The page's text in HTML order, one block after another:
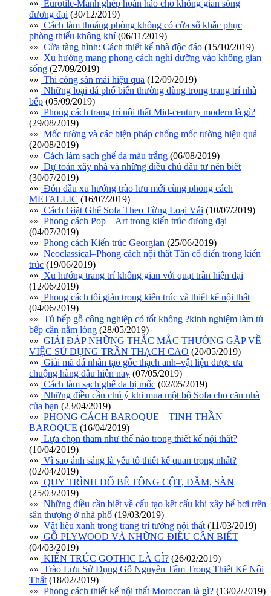
»» Eurotile-Mảnh ghép hoàn hảo cho không gian sống
đương đại (30/12/2019)
»» Cách làm thoáng phòng không có cửa sổ khắc phục
phòng thiếu không khí(06/11/2019)
»» Cửa tàng hình: Cách thiết kế nhà độc đáo (15/10/2019)
»» Xu hướng mang phong cách nghỉ dưỡng vào không gian
sống (27/09/2019)
»» Thi công sàn mái hiệu quả (12/09/2019)
»» Những loại đá phổ biến thường dùng trong trang trí nhà
bếp (05/09/2019)
»» Phong cách trang trí nội thất Mid-century modern là gì?
(29/08/2019)
»» Mốc tường và các biện pháp chống mốc tường hiệu quả
(20/08/2019)
»» Cách làm sạch ghế da màu trắng (06/08/2019)
»» Dự toán xây nhà và những điều chủ đầu tư nên biết
(30/07/2019)
»» Đón đầu xu hướng trào lưu mới cùng phong cách
METALLIC (16/07/2019)
»» Cách Giặt Ghế Sofa Theo Từng Loại Vải (10/07/2019)
»» Phong cách Pop – Art trong kiến trúc đương đại
(04/07/2019)
»» Phong cách Kiến trúc Georgian (25/06/2019)
»» Neoclassical–Phong cách nội thất Tân cổ điển trong kiến
trúc (19/06/2019)
»» Xu hướng trang trí không gian với quạt trần hiện đại
(12/06/2019)
»» Phong cách tối giản trong kiến trúc và thiết kế nội thất
(04/06/2019)
»» Tủ bếp gỗ công nghiệp có tốt không ?kinh nghiệm làm tủ
bếp cần nằm lòng (28/05/2019)
»» GIẢI ĐÁP NHỮNG THẮC MẮC THƯỜNG GẶP VỀ
VIỆC SỬ DỤNG TRẦN THẠCH CAO (20/05/2019)
»» Giải mã đá nhân tạo gốc thạch anh–vật liệu được ưa
chuộng hàng đầu hiện nay (07/05/2019)
»» Cách làm sạch ghế da bị mốc (02/05/2019)
»» Những điều cần chú ý khi mua một bộ Sofa cho căn nhà
của bạn (23/04/2019)
»» PHONG CÁCH BAROQUE – TINH THẦN
BAROQUE (16/04/2019)
»» Lựa chọn thảm như thế nào trong thiết kế nội thất?
(10/04/2019)
»» Vì sao ánh sáng là yếu tố thiết kế quan trọng nhất?
(02/04/2019)
»» QUY TRÌNH ĐỔ BÊ TÔNG CỘT, DẦM, SÀN
(25/03/2019)
»» Những điều cần biết về cấu tạo kết cấu khi xây bể bơi trên
sân thượng ở nhà phố (19/03/2019)
»» Vật liệu xanh trong trang trí tường nội thất (11/03/2019)
»» GỖ PLYWOOD VÀ NHỮNG ĐIỀU CẦN BIẾT
(04/03/2019)
»» KIẾN TRÚC GOTHIC LÀ GÌ? (26/02/2019)
»» Trào Lưu Sử Dụng Gỗ Nguyên Tấm Trong Thiết Kế Nội
Thất (18/02/2019)
»» Phong cách thiết kế nội thất Moroccan là gì? (13/02/2019)